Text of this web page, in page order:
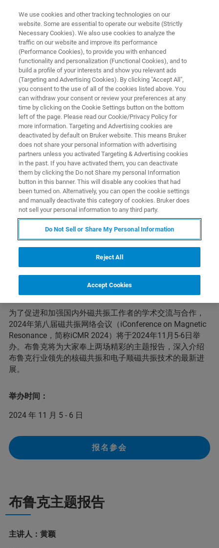
网络研讨会
第八届磁共振网络会议（iCMR
2024）
联系我们
网络研讨会详情
磁共振技术在化学、物理、生物、医学、材料科学、食品
安全以及地球科学研究等多个领域内发挥着重要作用。伴
共振（EPR/ESR）和磁共振成像（MRI）在内的多种技术
持续进步发展。
为了促进和加强国内外磁共振工作者的学术交流与合作，
2024年第八届磁共振网络会议（iConference on Magnetic
Resonance，简称iCMR 2024）将于2024年11月5-6日举
办。布鲁克将为大家奉上两场精彩的主题报告，深入介绍
布鲁克行业领先的核磁共振和电子顺磁共振技术的最新进
展。
举办时间：
2024 年 11 月 5 - 6 日
报名参会
布鲁克主题报告
主讲人：黄颖
We use cookies and other tracking technologies on our
website. Some are essential to operate our website (Strictly
Necessary Cookies). We also use cookies to analyze the
traffic on our website and improve its performance
(Performance Cookies), to provide you with enhanced
functionality and personalization (Functional Cookies), and to
build a profile of your interests and show you relevant ads
(Targeting and Advertising Cookies). By clicking "Accept All",
you consent to the use of all of the cookies listed above. You
can withdraw your consent or review your preferences at any
time by clicking on the Cookie Settings button on the bottom
left of the page. Please read our Cookie/Privacy Policy for
more information. Targeting and Advertising cookies are
deactivated by default on Bruker website. This means Bruker
does not share your personal information with advertising
partners unless you activated Targeting & Advertising cookies
in the past. If you have activated them, you can deactivate
them by clicking the Do not Share my personal Information
button in this banner. This will disable any cookies that had
been turned on. Alternatively, you can open the cookie settings
and manually deactivate this category of cookies. Bruker does
not sell your personal information to any third party.
Do Not Sell or Share My Personal Information
Reject All
Accept Cookies